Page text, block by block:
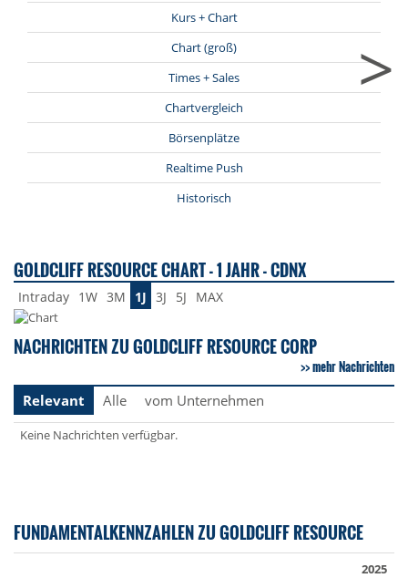
Kurs + Chart
Chart (groß)
Times + Sales
Chartvergleich
Börsenplätze
Realtime Push
Historisch
>
GOLDCLIFF RESOURCE CHART - 1 JAHR - CDNX
Intraday 1W 3M 1J 3J 5J MAX
NACHRICHTEN ZU GOLDCLIFF RESOURCE CORP
mehr Nachrichten
Relevant
Alle vom Unternehmen
Keine Nachrichten verfügbar.
FUNDAMENTALKENNZAHLEN ZU GOLDCLIFF RESOURCE
2025